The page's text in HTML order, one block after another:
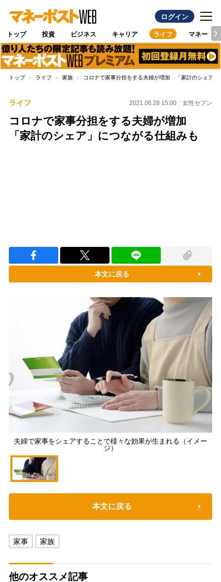
ログイン
トップ 投資 ビジネス キャリア ライフ マネー
トップ ライフ 家族 コロナで家事分担をする夫婦が増加 「家計のシェア」
ライフ 2021.06.28 15:00 女性セブン
コロナで家事分担をする夫婦が増加
「家計のシェア」につながる仕組みも
本文に戻る
夫婦で家事をシェアすることで様々な効果が生まれる（イメー
ジ）
本文に戻る
家事 家族
他のオススメ記事